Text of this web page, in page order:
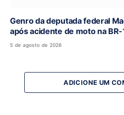
Genro da deputada federal
após acidente de moto na BR-
5 de agosto de 2026
ADICIONE UM